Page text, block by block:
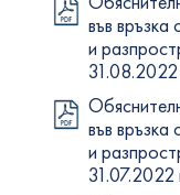
във
и
31.08.2022
във
и
31.07.2022